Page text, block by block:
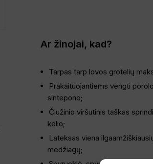
Ar žinojai, kad?
Tarpas tarp lovos grotelių
Prakaituojantiems vengti
sintepono;
Čiužinio viršutinis taškas
kelio;
Lateksas viena
medžiagų;